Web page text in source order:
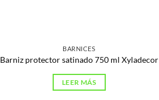
BARNICES
Barniz protector satinado 750 ml Xyladecor
LEER MÁS